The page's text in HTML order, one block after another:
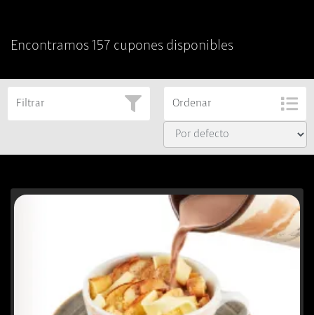
Encontramos 157 cupones disponibles
Filtrar Ordenar